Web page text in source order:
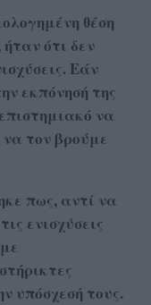
θέση
ότι δεν
Εάν
εκπόνησή της
να
τον βρούμε
πως, αντί να
ενισχύσεις
υπόσχεσή τους.